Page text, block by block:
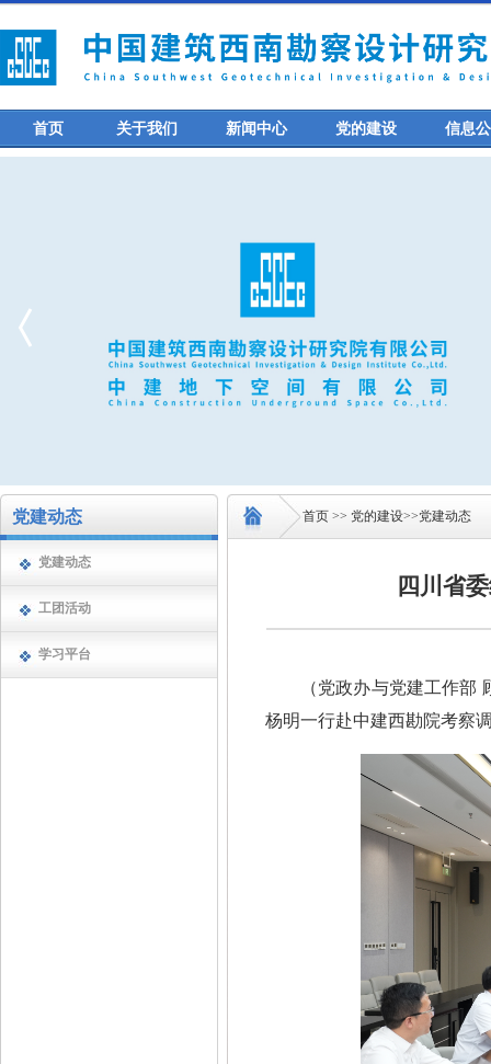
首页 关于我们 新闻中心 党的建设 信息
党建动态
党建动态
工团活动
学习平台
首页 >> 党的建设>>党建动态
四川省
（党政办与党建工作部
杨明一行赴中建西勘院考察